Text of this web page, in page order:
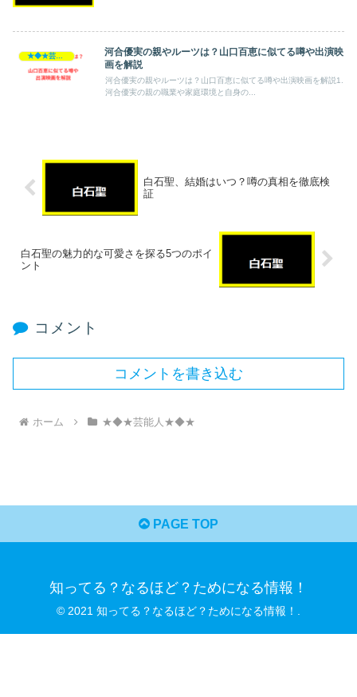
★◆★芸能人★◆★
河合優実の親やルーツは？山口百恵に似てる噂や出演映
画を解説
河合優実の親やルーツは？山口百恵に似てる噂や出演映画を解説1.
河合優実の親の職業や家庭環境と自身の...
白石聖、結婚はいつ？噂の真相を徹底検
証
白石聖の魅力的な可愛さを探る5つのポイ
ント
コメント
コメントを書き込む
ホーム ★◆★芸能人★◆★
PAGE TOP
知ってる？なるほど？ためになる情報！
© 2021 知ってる？なるほど？ためになる情報！.